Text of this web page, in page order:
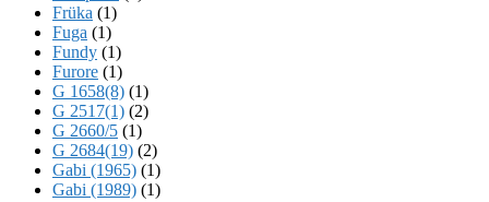
Früka (1)
Fuga (1)
Fundy (1)
Furore (1)
G 1658(8) (1)
G 2517(1) (2)
G 2660/5 (1)
G 2684(19) (2)
Gabi (1965) (1)
Gabi (1989) (1)